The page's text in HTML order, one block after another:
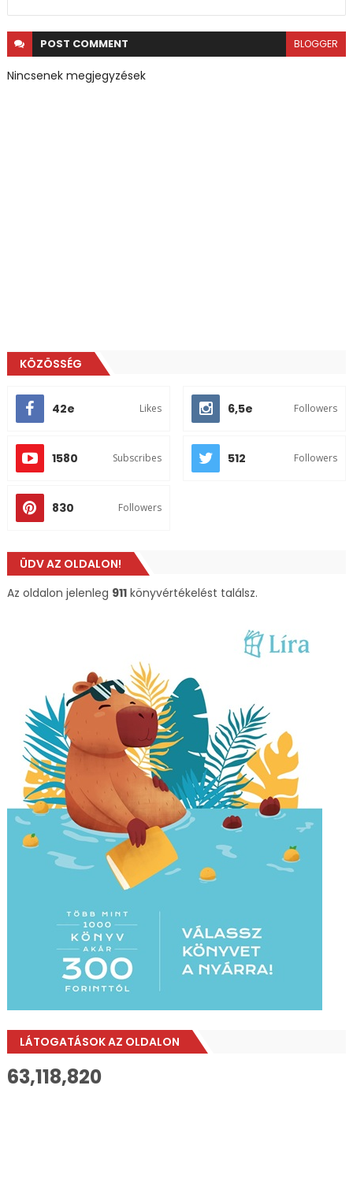
POST COMMENT BLOGGER
Nincsenek megjegyzések
KÖZÖSSÉG
42e Likes 6,5e Followers
1580 Subscribes 512 Followers
830 Followers
ÜDV AZ OLDALON!
Az oldalon jelenleg 911könyvértékelést találsz.
LÁTOGATÁSOK AZ OLDALON
63,118,820